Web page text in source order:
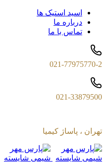
اسید استیک ها
درباره ما
تماس با ما
021-77975770-2
021-33879500
تهران ، پاساژ کیمیا